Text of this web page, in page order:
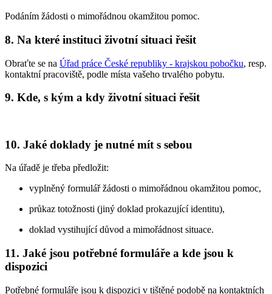
Podáním žádosti o mimořádnou okamžitou pomoc.
8. Na které instituci životní situaci řešit
Obraťte se na Úřad práce České republiky - krajskou pobočku, resp.
kontaktní pracoviště, podle místa vašeho trvalého pobytu.
9. Kde, s kým a kdy životní situaci řešit
10. Jaké doklady je nutné mít s sebou
Na úřadě je třeba předložit:
vyplněný formulář žádosti o mimořádnou okamžitou pomoc,
průkaz totožnosti (jiný doklad prokazující identitu),
doklad vystihující důvod a mimořádnost situace.
11. Jaké jsou potřebné formuláře a kde jsou k
dispozici
Potřebné formuláře jsou k dispozici v tištěné podobě na kontaktních